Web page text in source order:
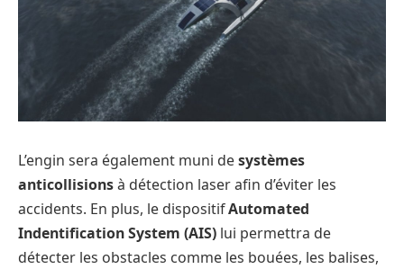
L’engin sera également muni desystèmes
anticollisionsà détection laser afin d’éviter les
accidents. En plus, le dispositifAutomated
Indentification System (AIS) lui permettra de
détecter les obstacles comme les bouées, les balises,